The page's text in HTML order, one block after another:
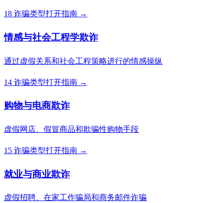
18 诈骗类型打开指南 →
情感与社会工程学欺诈
通过虚假关系和社会工程策略进行的情感操纵
14 诈骗类型打开指南 →
购物与电商欺诈
虚假网店、假冒商品和欺骗性购物手段
15 诈骗类型打开指南 →
就业与商业欺诈
虚假招聘、在家工作骗局和商务邮件诈骗